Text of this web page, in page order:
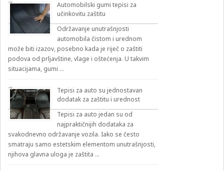
Automobilski gumi tepisi za
učinkovitu zaštitu
Održavanje unutrašnjosti
automobila čistom i urednom
može biti izazov, posebno kada je riječ o zaštiti
podova od prljavštine, vlage i oštećenja. U takvim
situacijama, gumi …
Tepisi za auto su jednostavan
dodatak za zaštitu i urednost
Tepisi za auto jedan su od
najpraktičnijih dodataka za
svakodnevno održavanje vozila. Iako se često
smatraju samo estetskim elementom unutrašnjosti,
njihova glavna uloga je zaštita …